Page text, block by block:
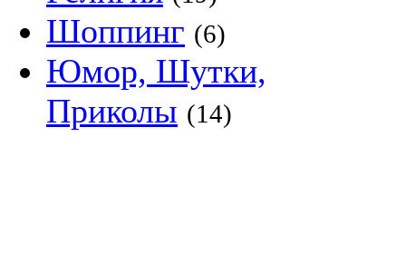
Шоппинг (6)
Юмор, Шутки,
Приколы (14)